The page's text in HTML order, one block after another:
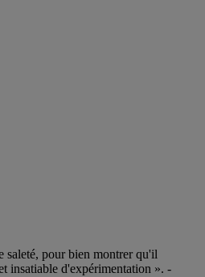
saleté, pour bien montrer qu'il
insatiable d'expérimentation ». -